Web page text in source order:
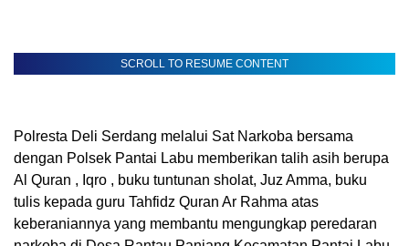
SCROLL TO RESUME CONTENT
Polresta Deli Serdang melalui Sat Narkoba bersama
dengan Polsek Pantai Labu memberikan talih asih berupa
Al Quran , Iqro , buku tuntunan sholat, Juz Amma, buku
tulis kepada guru Tahfidz Quran Ar Rahma atas
keberaniannya yang membantu mengungkap peredaran